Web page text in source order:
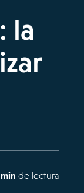
la
de lectura